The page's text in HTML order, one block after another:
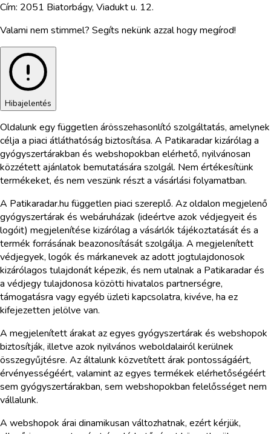
Cím: 2051 Biatorbágy, Viadukt u. 12.
Valami nem stimmel? Segíts nekünk azzal hogy megírod!
Hibajelentés
Oldalunk egy független árösszehasonlító szolgáltatás, amelynek
célja a piaci átláthatóság biztosítása. A Patikaradar kizárólag a
gyógyszertárakban és webshopokban elérhető, nyilvánosan
közzétett ajánlatok bemutatására szolgál. Nem értékesítünk
termékeket, és nem veszünk részt a vásárlási folyamatban.
A Patikaradar.hu független piaci szereplő. Az oldalon megjelenő
gyógyszertárak és webáruházak (ideértve azok védjegyeit és
logóit) megjelenítése kizárólag a vásárlók tájékoztatását és a
termék forrásának beazonosítását szolgálja. A megjelenített
védjegyek, logók és márkanevek az adott jogtulajdonosok
kizárólagos tulajdonát képezik, és nem utalnak a Patikaradar és
a védjegy tulajdonosa közötti hivatalos partnerségre,
támogatásra vagy egyéb üzleti kapcsolatra, kivéve, ha ez
kifejezetten jelölve van.
A megjelenített árakat az egyes gyógyszertárak és webshopok
biztosítják, illetve azok nyilvános weboldalairól kerülnek
összegyűjtésre. Az általunk közvetített árak pontosságáért,
érvényességéért, valamint az egyes termékek elérhetőségéért
sem gyógyszertárakban, sem webshopokban felelősséget nem
vállalunk.
A webshopok árai dinamikusan változhatnak, ezért kérjük,